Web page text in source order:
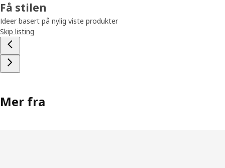
Få stilen
Ideer basert på nylig viste produkter
Skip listing
Mer fra